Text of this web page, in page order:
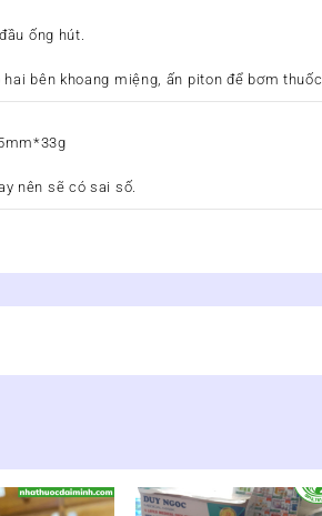
ống hút.
bên khoang miệng, ấn piton để bơm thuốc.
nên sẽ có sai số.